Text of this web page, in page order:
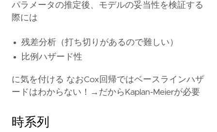
パラメータの推定後、モデルの妥当性を検証する
際には
残差分析（打ち切りがあるので難しい）
比例ハザード性
に気を付ける なおCox回帰ではベースラインハザ
ードはわからない！→だからKaplan-Meierが必要
時系列